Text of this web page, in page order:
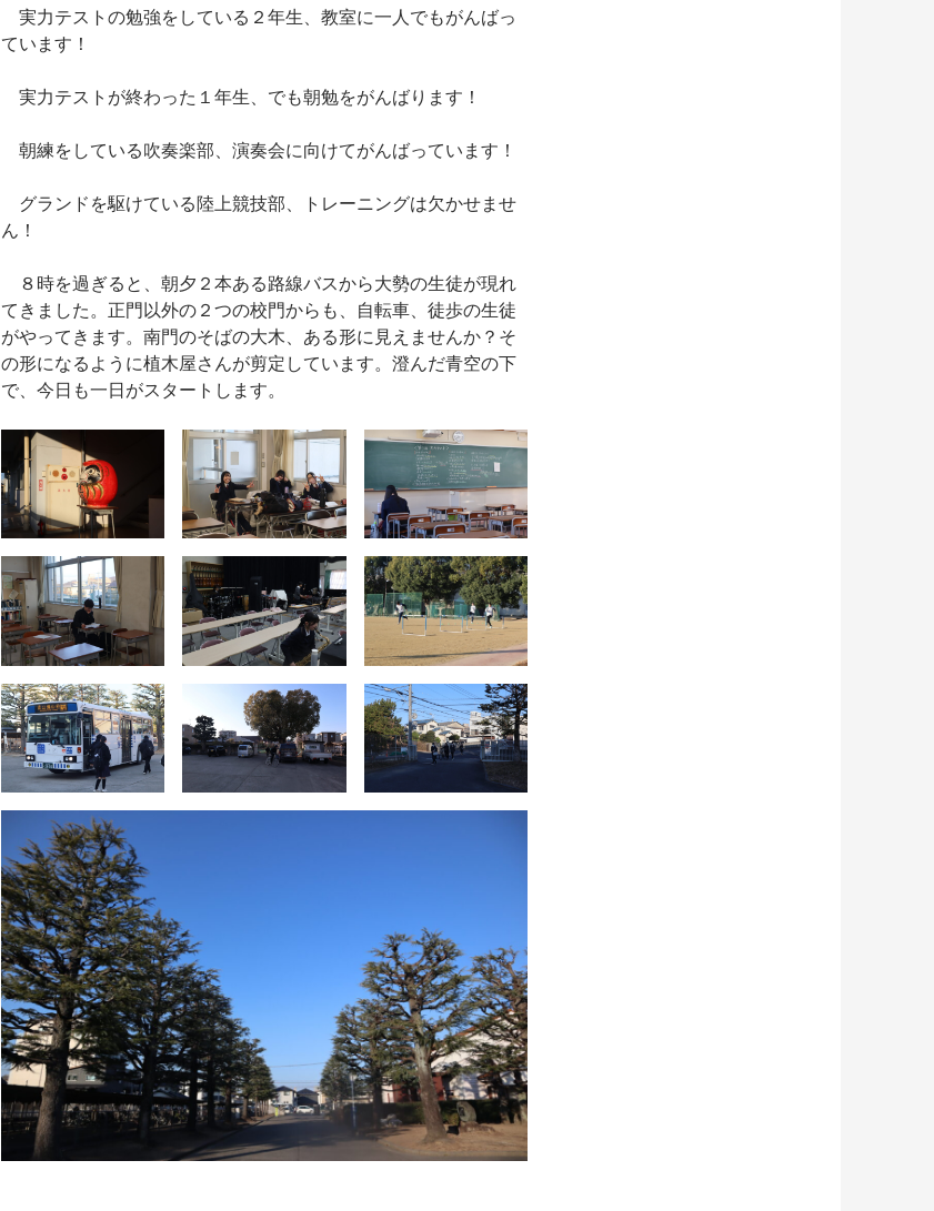
実力テストの勉強をしている２年生、教室に一人でもがんばっ
ています！
実力テストが終わった１年生、でも朝勉をがんばります！
朝練をしている吹奏楽部、演奏会に向けてがんばっています！
グランドを駆けている陸上競技部、トレーニングは欠かせませ
ん！
８時を過ぎると、朝夕２本ある路線バスから大勢の生徒が現れ
てきました。正門以外の２つの校門からも、自転車、徒歩の生徒
がやってきます。南門のそばの大木、ある形に見えませんか？そ
の形になるように植木屋さんが剪定しています。澄んだ青空の下
で、今日も一日がスタートします。